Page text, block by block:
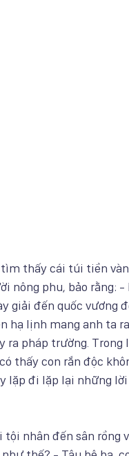
thấy cái túi tiền
nông phu, bảo rằng:
giải đến quốc vương
hạ lịnh mang anh ta
ra pháp trường.
thấy con rắn độc
lặp đi lặp lại những
tội nhân đến sân rồng